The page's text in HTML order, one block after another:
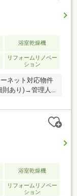
浴室乾燥機
リフォームリノベー
ション
ネット対応物件
則あり)→管理人
ください♪・個
談いただけま
ムをご覧いただ
金計画シミュレ
資金計画・ライ
まいのお悩みが
購入・売却はも
ご要望に応じた
浴室乾燥機
リフォームリノベー
ション